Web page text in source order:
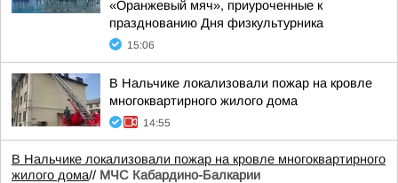
«Оранжевый мяч», приуроченные к
празднованию Дня физкультурника
15:06
В Нальчике локализовали пожар на кровле
многоквартирного жилого дома
14:55
В Нальчике локализовали пожар на кровле многоквартирного
жилого дома// МЧС Кабардино-Балкарии